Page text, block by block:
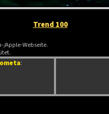
Trend 100
Apple-Webseite.
: